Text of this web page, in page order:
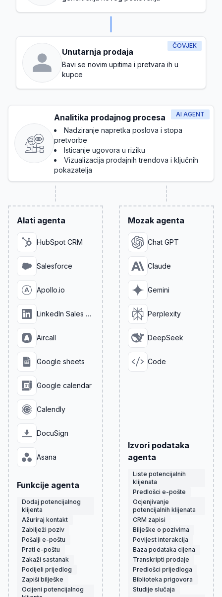
ČOVJEK
Unutarnja prodaja
Bavi se novim upitima i pretvara ih u
kupce
AI AGENT
Analitika prodajnog procesa
Nadziranje napretka poslova i stopa
pretvorbe
Isticanje ugovora u riziku
Vizualizacija prodajnih trendova i ključnih
pokazatelja
Alati agenta
HubSpot CRM
Salesforce
Apollo.io
LinkedIn Sales Navigator
Aircall
Google sheets
Google calendar
Calendly
DocuSign
Asana
Funkcije agenta
Dodaj potencijalnog
klijenta
Ažuriraj kontakt
Zabilježi poziv
Pošalji e-poštu
Prati e-poštu
Zakaži sastanak
Podijeli prijedlog
Zapiši bilješke
Ocijeni potencijalnog
Mozak agenta
Chat GPT
Claude
Gemini
Perplexity
DeepSeek
Code
Izvori podataka
agenta
Liste potencijalnih
klijenata
Predlošci e-pošte
Ocjenjivanje
potencijalnih klijenata
CRM zapisi
Bilješke o pozivima
Povijest interakcija
Baza podataka cijena
Transkripti prodaje
Predlošci prijedloga
Biblioteka prigovora
Studije slučaja